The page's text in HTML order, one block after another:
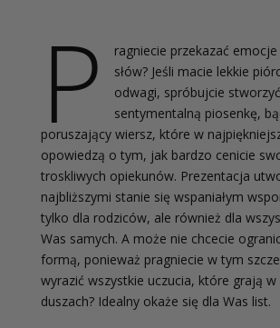
P
ragniecie przekazać
słów? Jeśli macie lekkie
odwagi, spróbujcie stworzyć
sentymentalną piosenkę,
poruszający wiersz, które w
opowiedzą o tym, jak bardzo cenicie
troskliwych opiekunów. Prezentacja
najbliższymi stanie się wspaniałym
tylko dla rodziców, ale również dla
Was samych. A może nie chcecie
formą, ponieważ pragniecie w tym
wyrazić wszystkie uczucia, które grają w
duszach? Idealny okaże się dla Was list.